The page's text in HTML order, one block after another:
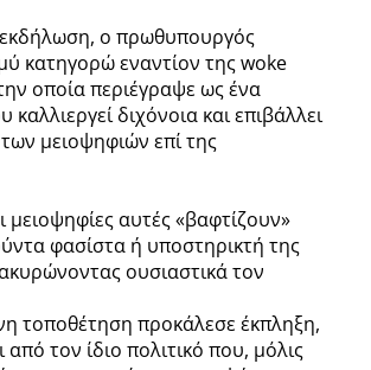
ο πρωθυπουργός
κατηγορώ εναντίον της woke
οποία περιέγραψε ως ένα
διχόνοια και επιβάλλει
μειοψηφιών επί της
μειοψηφίες αυτές «βαφτίζουν»
φασίστα ή υποστηρικτή της
ουσιαστικά τον
τοποθέτηση προκάλεσε έκπληξη,
από τον ίδιο πολιτικό που, μόλις